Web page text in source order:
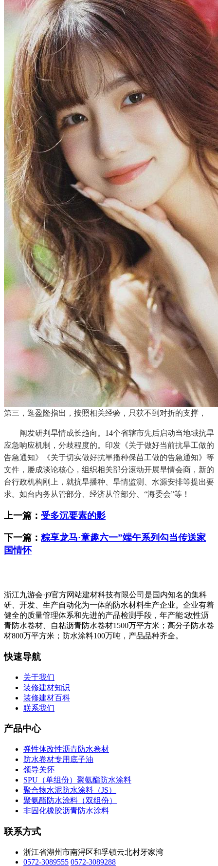
第三，逛盈隆指出，按照相关经验，只获不到对折的支撑，
阐发研判旱情成长趋向。14个省辖市先后启动当地域抗旱
应急响应机制，分歧程度的。印发《关于做好当前抗旱工做的
告急通知》《关于切实做好抗旱播种保苗工做的告急通知》等
文件，屡成谈论核心，组织相关部分滚动开展旱情会商，新的
台行政机构刚上，就抗旱播种、旱情监测、水源安排等提出要
求。如台内务从管部分、经济从管部分、“海委会”等！
上一篇： 受多沉要素的影
下一篇： 粽享龙马·童趣六一”端午系列勾当传送家
国情怀
浙江九游会·j9官方网站建材科技有限公司是国内知名的集科
研、开发、生产自动化为一体的防水材料生产企业。企业有着
健全的质量管理体系和先进的产品检测手段，年产能∶改性沥
青防水卷材、自粘沥青防水卷材1500万平方米；高分子防水卷
材800万平方米；防水涂料100万吨，产品品种齐全。
快速导航
关于我们
装修建材知识
装修建材百科
联系我们
产品中心
弹性体改性沥青防水卷材
防水卷材专用底子油
领导关怀
SPU（单组份）聚氨酯防水涂料
聚合物水泥防水涂料（JS）
聚氨酯防水涂料（双组份）
非固化橡胶沥青防水涂料
联系方式
浙江省湖州市南浔区和孚镇云北村牙家湾
0572-3089555 0572-3089288